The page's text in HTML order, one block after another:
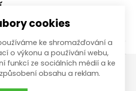
cookies
ke shromažďování a
o výkonu a používání webu,
funkcí ze sociálních médií a ke
obsahu a reklam.